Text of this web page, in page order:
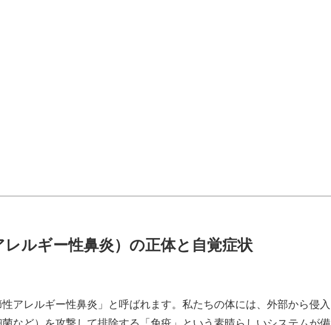
ルギー性鼻炎）の正体と自覚症状
アレルギー性鼻炎」と呼ばれます。私たちの体には、外部から侵入
など）を攻撃して排除する「免疫」という素晴らしいシステムが備